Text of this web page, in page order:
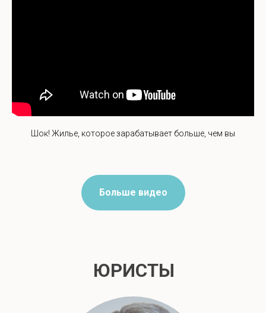
Шок! Жилье, которое зарабатывает больше, чем вы
Больше видео
ЮРИСТЫ